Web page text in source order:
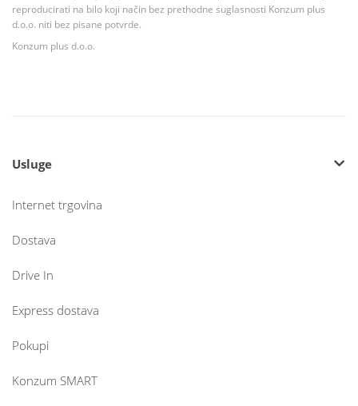
reproducirati na bilo koji način bez prethodne suglasnosti Konzum plus
d.o.o. niti bez pisane potvrde.
Konzum plus d.o.o.
Usluge
Internet trgovina
Dostava
Drive In
Express dostava
Pokupi
Konzum SMART